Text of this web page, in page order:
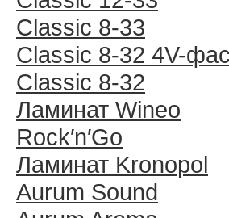
Classic 8-33
Classic 8-32 4V-
Classic 8-32
Ламинат Wineo
Rock′n′Go
Ламинат Kronopol
Aurum Sound